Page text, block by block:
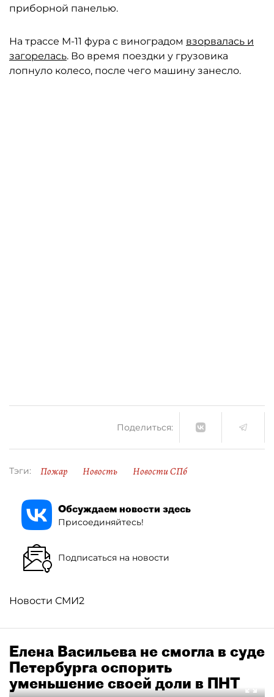
приборной панелью.
На трассе М-11 фура с виноградом взорвалась и
загорелась. Во время поездки у грузовика
лопнуло колесо, после чего машину занесло.
Поделиться:
Тэги: Пожар Новость Новости СПб
Обсуждаем новости здесь
Присоединяйтесь!
Подписаться на новости
Новости СМИ2
Елена Васильева не смогла в суде
Петербурга оспорить
уменьшение своей доли в ПНТ